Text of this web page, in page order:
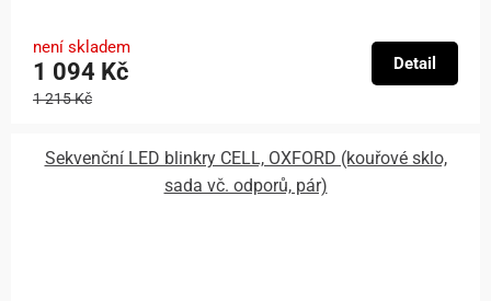
není skladem
1 094 Kč
1 215 Kč
Detail
Sekvenční LED blinkry CELL, OXFORD (kouřové sklo,
sada vč. odporů, pár)